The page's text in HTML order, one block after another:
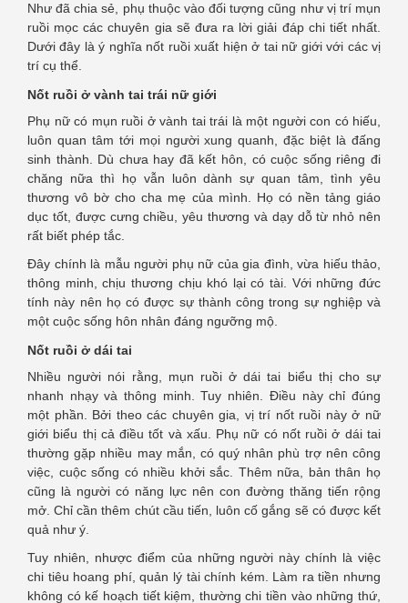
Như đã chia sẻ, phụ thuộc vào đối tượng cũng như vị trí mụn
ruồi mọc các chuyên gia sẽ đưa ra lời giải đáp chi tiết nhất.
Dưới đây là ý nghĩa nốt ruồi xuất hiện ở tai nữ giới với các vị
trí cụ thể.
Nốt ruồi ở vành tai trái nữ giới
Phụ nữ có mụn ruồi ở vành tai trái là một người con có hiếu,
luôn quan tâm tới mọi người xung quanh, đặc biệt là đấng
sinh thành. Dù chưa hay đã kết hôn, có cuộc sống riêng đi
chăng nữa thì họ vẫn luôn dành sự quan tâm, tình yêu
thương vô bờ cho cha mẹ của mình. Họ có nền tảng giáo
dục tốt, được cưng chiều, yêu thương và dạy dỗ từ nhỏ nên
rất biết phép tắc.
Đây chính là mẫu người phụ nữ của gia đình, vừa hiếu thảo,
thông minh, chịu thương chịu khó lại có tài. Với những đức
tính này nên họ có được sự thành công trong sự nghiệp và
một cuộc sống hôn nhân đáng ngưỡng mộ.
Nốt ruồi ở dái tai
Nhiều người nói rằng, mụn ruồi ở dái tai biểu thị cho sự
nhanh nhạy và thông minh. Tuy nhiên. Điều này chỉ đúng
một phần. Bởi theo các chuyên gia, vị trí nốt ruồi này ở nữ
giới biểu thị cả điều tốt và xấu. Phụ nữ có nốt ruồi ở dái tai
thường gặp nhiều may mắn, có quý nhân phù trợ nên công
việc, cuộc sống có nhiều khởi sắc. Thêm nữa, bản thân họ
cũng là người có năng lực nên con đường thăng tiến rộng
mở. Chỉ cần thêm chút cầu tiến, luôn cố gắng sẽ có được kết
quả như ý.
Tuy nhiên, nhược điểm của những người này chính là việc
chi tiêu hoang phí, quản lý tài chính kém. Làm ra tiền nhưng
không có kế hoạch tiết kiệm, thường chi tiền vào những thứ,